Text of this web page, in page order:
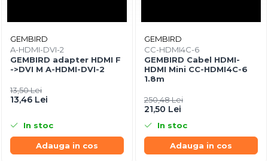
GEMBIRD
A-HDMI-DVI-2
GEMBIRD adapter HDMI F
->DVI M A-HDMI-DVI-2
13,50 Lei
13,46 Lei
In stoc
Adauga in cos
GEMBIRD
CC-HDMI4C-6
GEMBIRD Cabel HDMI-
HDMI Mini CC-HDMI4C-6
1.8m
250,48 Lei
21,50 Lei
In stoc
Adauga in cos